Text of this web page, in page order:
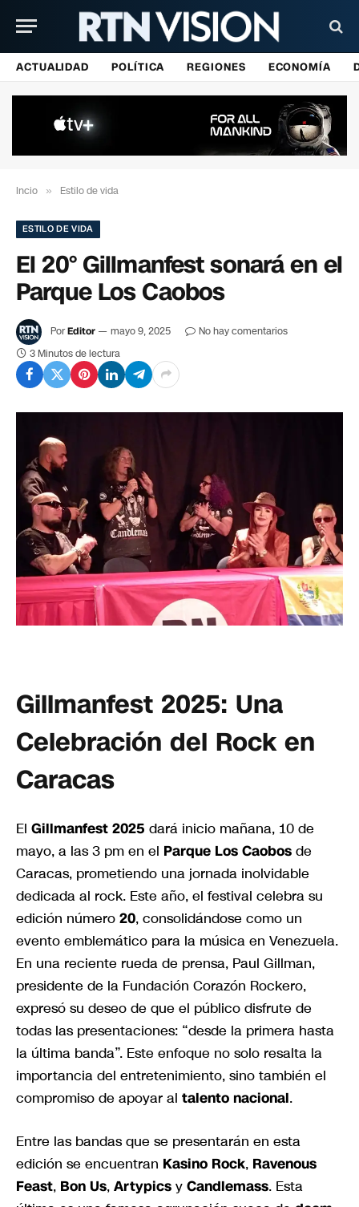
ACTUALIDAD POLÍTICA REGIONES ECONOMÍA
Incio » Estilo de vida
ESTILO DE VIDA
El 20° Gillmanfest sonará en el
Parque Los Caobos
PorEditor mayo 9, 2025
No hay comentarios
3 Minutos de lectura
Gillmanfest 2025: Una
Celebración del Rock en
Caracas
El Gillmanfest 2025 dará inicio mañana, 10 de
mayo, a las 3 pm en el Parque Los Caobos de
Caracas, prometiendo una jornada inolvidable
dedicada al rock. Este año, el festival celebra su
edición número 20, consolidándose como un
evento emblemático para la música en Venezuela.
En una reciente rueda de prensa, Paul Gillman,
presidente de la Fundación Corazón Rockero,
expresó su deseo de que el público disfrute de
todas las presentaciones: “desde la primera hasta
la última banda”. Este enfoque no solo resalta la
importancia del entretenimiento, sino también el
compromiso de apoyar al talento nacional.
Entre las bandas que se presentarán en esta
edición se encuentran Kasino Rock, Ravenous
Feast, Bon Us, Artypics y Candlemass. Esta